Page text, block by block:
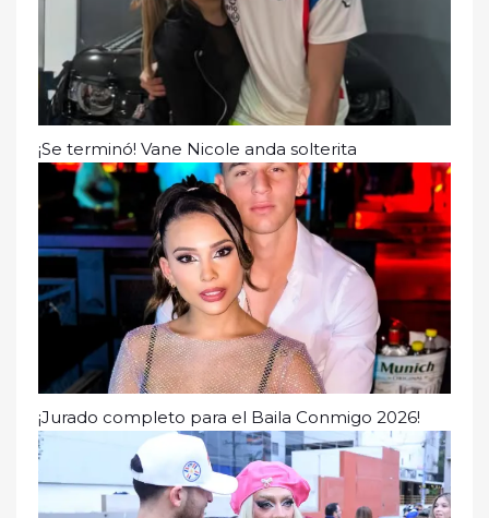
¡Se terminó! Vane Nicole anda solterita
¡Jurado completo para el Baila Conmigo 2026!